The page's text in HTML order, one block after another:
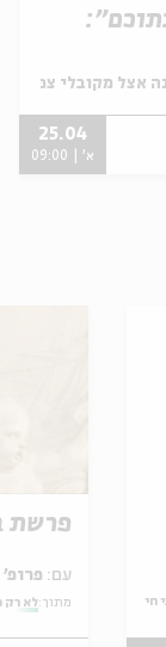
אצל מקובלי צפת
25.04
א' | 09:00
חי
פרשת
עם:
מתוך: לא רק